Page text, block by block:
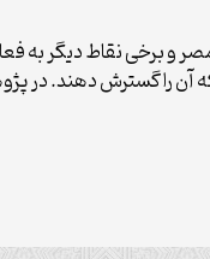
و برخی نقاط دیگر
آن را گسترش دهند.